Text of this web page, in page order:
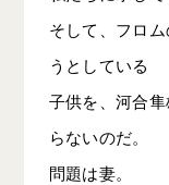
そして、フロ
うとしている
子供を、河合
らないのだ。
問題は妻。